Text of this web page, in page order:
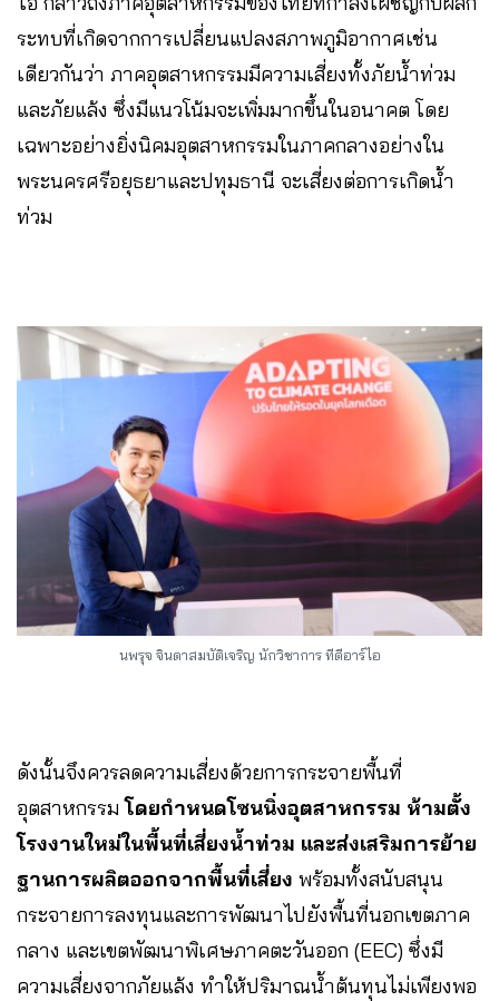
ระทบที่เกิดจากการเปลี่ยนแปลงสภาพภูมิอากาศเช่น
เดียวกันว่า ภาคอุตสาหกรรมมีความเสี่ยงทั้งภัยน้ำท่วม
และภัยแล้ง ซึ่งมีแนวโน้มจะเพิ่มมากขึ้นในอนาคต โดย
เฉพาะอย่างยิ่งนิคมอุตสาหกรรมในภาคกลางอย่างใน
พระนครศรีอยุธยาและปทุมธานี จะเสี่ยงต่อการเกิดน้ำ
ท่วม
นพรุจ จินดาสมบัติเจริญ นักวิชาการ ทีดีอาร์ไอ
ดังนั้นจึงควรลดความเสี่ยงด้วยการกระจายพื้นที่
อุตสาหกรรมโดยกำหนดโซนนิ่งอุตสาหกรรม ห้ามตั้ง
โรงงานใหม่ในพื้นที่เสี่ยงน้ำท่วม และส่งเสริมการย้าย
ฐานการผลิตออกจากพื้นที่เสี่ยง พร้อมทั้งสนับสนุน
กระจายการลงทุนและการพัฒนาไปยังพื้นที่นอกเขตภาค
กลาง และเขตพัฒนาพิเศษภาคตะวันออก (EEC) ซึ่งมี
ความเสี่ยงจากภัยแล้ง ทำให้ปริมาณน้ำต้นทุนไม่เพียงพอ